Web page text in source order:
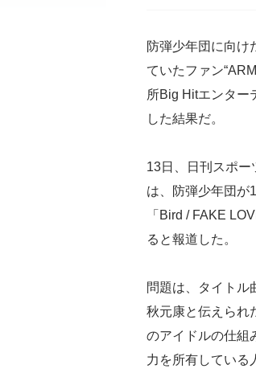
防弾少年団に向け
ていたファン
所Big Hitエンター
した結果だ。
13日、日刊スポー
は、防弾少年団が
「Bird / FAKE
ると報道した。
問題は、タイトル
秋元康と伝えられ
のアイドルの仕組
力を所有している